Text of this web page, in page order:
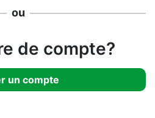
ou
de compte?
un compte